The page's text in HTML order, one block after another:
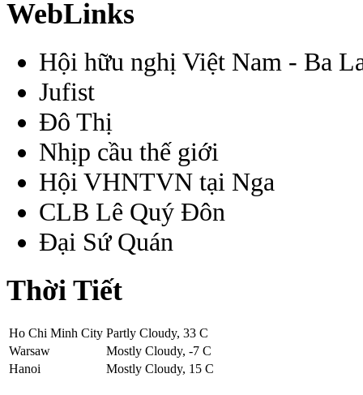
WebLinks
Hội hữu nghị Việt Nam - Ba
Jufist
Đô Thị
Nhịp cầu thế giới
Hội VHNTVN tại Nga
CLB Lê Quý Đôn
Đại Sứ Quán
Thời Tiết
Ho Chi Minh City Partly Cloudy, 33 C
Warsaw
Mostly Cloudy, -7 C
Hanoi
Mostly Cloudy, 15 C